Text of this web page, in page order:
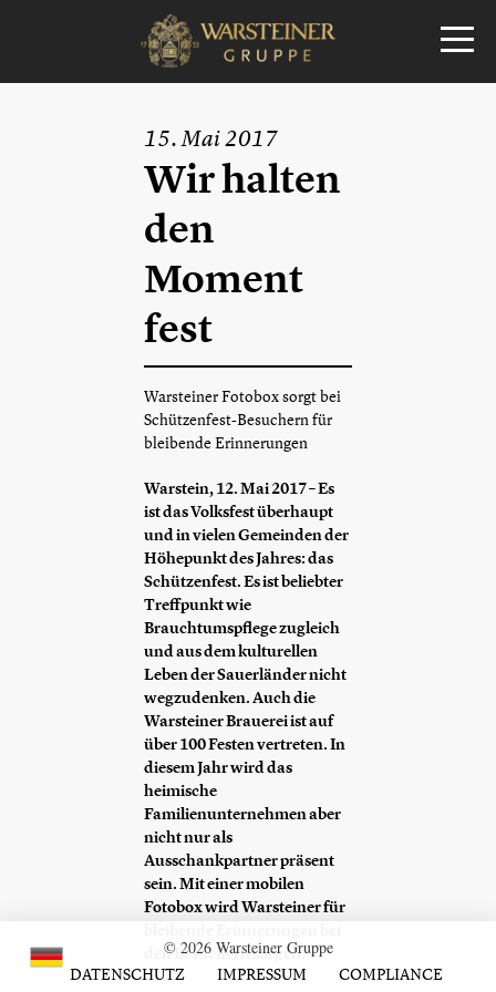
15. Mai 2017
Wir halten
den
Moment
fest
Warsteiner Fotobox sorgt bei
Schützenfest-Besuchern für
bleibende Erinnerungen
Warstein, 12. Mai 2017 – Es
ist das Volksfest überhaupt
und in vielen Gemeinden der
Höhepunkt des Jahres: das
Schützenfest. Es ist beliebter
Treffpunkt wie
Brauchtumspflege zugleich
und aus dem kulturellen
Leben der Sauerländer nicht
wegzudenken. Auch die
Warsteiner Brauerei ist auf
über 100 Festen vertreten. In
diesem Jahr wird das
heimische
Familienunternehmen aber
nicht nur als
Ausschankpartner präsent
sein. Mit einer mobilen
Fotobox wird Warsteiner für
den Besuchern sorgen.
© 2026 Warsteiner Gruppe
DATENSCHUTZ
IMPRESSUM COMPLIANCE